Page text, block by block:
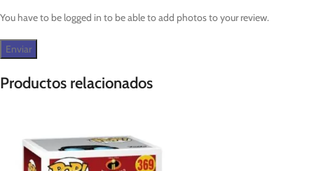
You have to be logged in to be able to add photos to your review.
Productos relacionados